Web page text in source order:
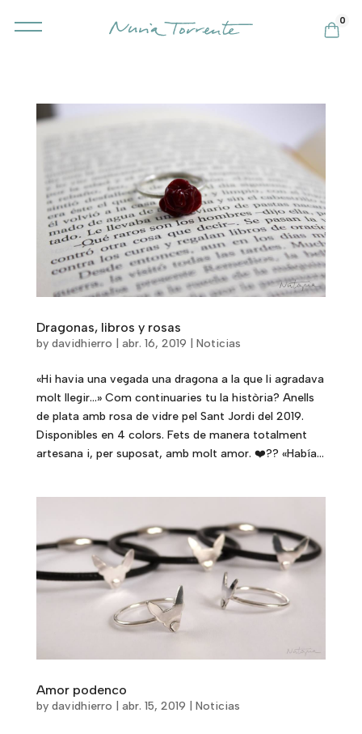
0
Dragonas, libros y rosas
by davidhierro abr. 16, 2019 Noticias
«Hi havia una vegada una dragona a la que li agradava
molt llegir…» Com continuaries tu la història? Anells
de plata amb rosa de vidre pel Sant Jordi del 2019.
Disponibles en 4 colors. Fets de manera totalment
artesana i, per suposat, amb molt amor. ❤️?? «Había...
Amor podenco
by davidhierro abr. 15, 2019 Noticias